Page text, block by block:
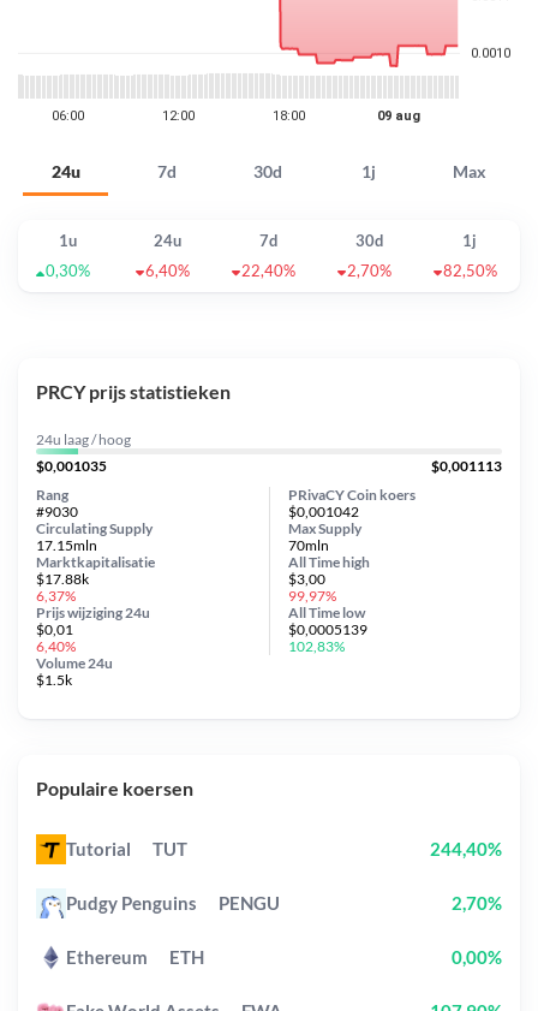
24u 7d 30d 1j Max
1u 24u 7d 30d
1j
0,30%
6,40% 22,40% 2,70% 82,50%
PRCY prijs statistieken
24u laag / hoog
$0,001035
$0,001113
PRivaCY Coin koers
$0,001042
Circulating Supply
17.15mln
Prijs wijziging 24u
$0,01
6,40%
Max Supply
70mln
Marktkapitalisatie
$17.88k
6,37%
Volume 24u
$1.5k
Rang
#9030
All Timehigh
$3,00
99,97%
All Time low
$0,0005139
102,83%
Populaire koersen
Tutorial TUT 244,40%
Pudgy Penguins PENGU 2,70%
Ethereum ETH 0,00%